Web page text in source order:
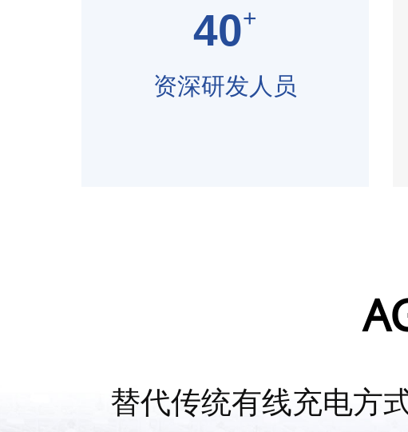
40+
资深研发人员
替代传统有线充电方